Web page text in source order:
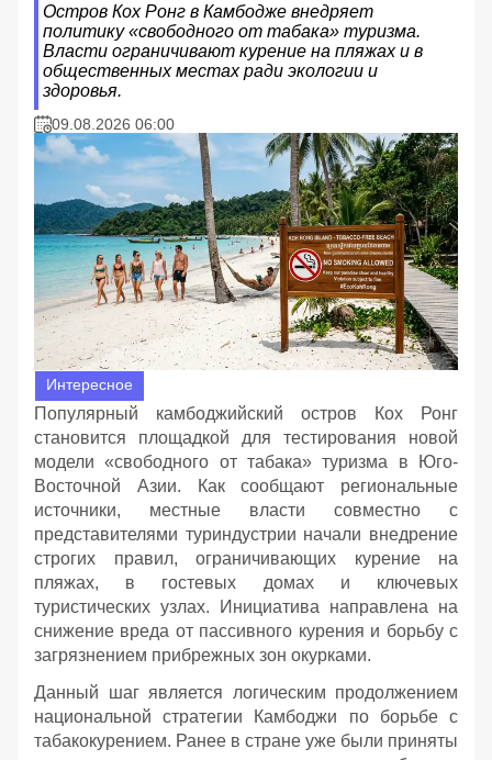
Остров Кох Ронг в Камбодже внедряет
политику «свободного от табака» туризма.
Власти ограничивают курение на пляжах и в
общественных местах ради экологии и
здоровья.
09.08.2026 06:00
Интересное
Популярный камбоджийский остров Кох Ронг
становится площадкой для тестирования новой
модели «свободного от табака» туризма в Юго-
Восточной Азии. Как сообщают региональные
источники, местные власти совместно с
представителями туриндустрии начали внедрение
строгих правил, ограничивающих курение на
пляжах, в гостевых домах и ключевых
туристических узлах. Инициатива направлена на
снижение вреда от пассивного курения и борьбу с
загрязнением прибрежных зон окурками.
Данный шаг является логическим продолжением
национальной стратегии Камбоджи по борьбе с
табакокурением. Ранее в стране уже были приняты